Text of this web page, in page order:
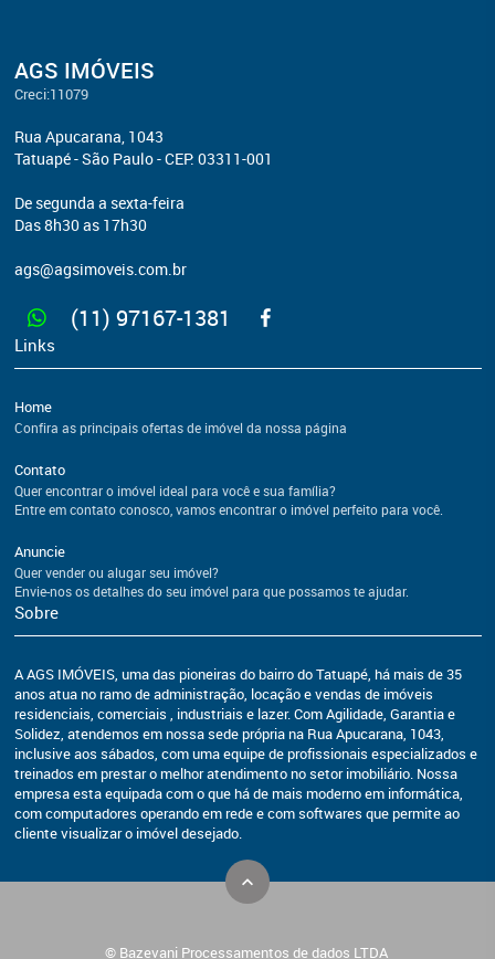
AGS IMÓVEIS
Creci:11079
Rua Apucarana, 1043
Tatuapé - São Paulo - CEP: 03311-001
De segunda a sexta-feira
Das 8h30 as 17h30
ags@agsimoveis.com.br
(11) 97167-1381
Links
Home
Confira as principais ofertas de imóvel da nossa página
Contato
Quer encontrar o imóvel ideal para você e sua família?
Entre em contato conosco, vamos encontrar o imóvel perfeito para você.
Anuncie
Quer vender ou alugar seu imóvel?
Envie-nos os detalhes do seu imóvel para que possamos te ajudar.
Sobre
A AGS IMÓVEIS, uma das pioneiras do bairro do Tatuapé, há mais de 35
anos atua no ramo de administração, locação e vendas de imóveis
residenciais, comerciais , industriais e lazer. Com Agilidade, Garantia e
Solidez, atendemos em nossa sede própria na Rua Apucarana, 1043,
inclusive aos sábados, com uma equipe de profissionais especializados e
treinados em prestar o melhor atendimento no setor imobiliário. Nossa
empresa esta equipada com o que há de mais moderno em informática,
com computadores operando em rede e com softwares que permite ao
cliente visualizar o imóvel desejado.
© Bazevani Processamentos de dados LTDA